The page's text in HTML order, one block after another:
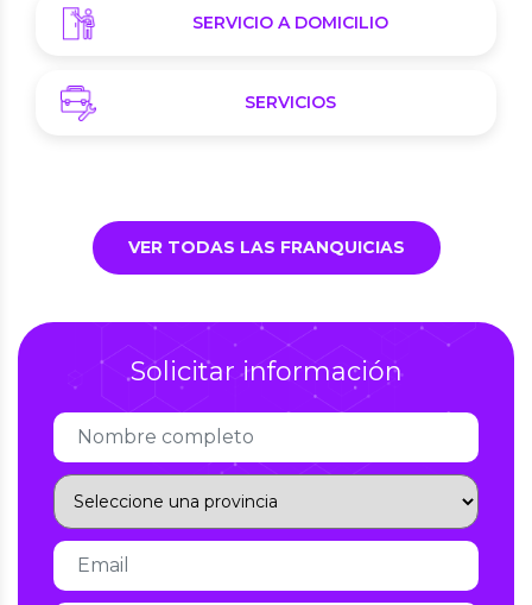
SERVICIO A DOMICILIO
SERVICIOS
VER TODAS LAS FRANQUICIAS
Solicitar información